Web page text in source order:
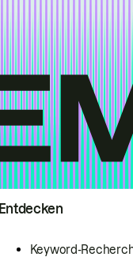
Entdecken
Keyword-